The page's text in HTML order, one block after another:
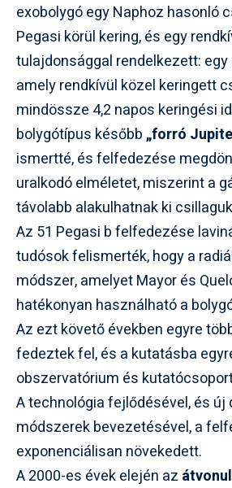
exobolygó egy Naphoz hasonló
Pegasi körül kering, és egy
tulajdonsággal rendelkezett:
amely rendkívül közel keringett
mindössze 4,2 napos keringési
bolygótípus később„forró
ismertté, és felfedezése
uralkodó elméletet, miszerint a
távolabb alakulhatnak ki
Az 51 Pegasi b felfedezése
tudósok felismerték, hogy a
módszer, amelyet Mayor és
hatékonyan használható a
Az ezt követő években egyre
fedeztek fel, és a kutatásba
obszervatórium és
A technológia fejlődésével, és új
módszerek bevezetésével, a
exponenciálisan növekedett.
A 2000-es évek elején az